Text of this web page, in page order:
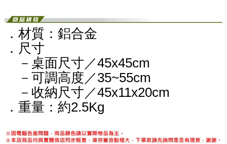
．材質：鋁合金
．尺寸
－桌面尺寸／45x45cm
－可調高度／35~55cm
－收納尺寸／45x11x20cm
．重量：約2.5Kg